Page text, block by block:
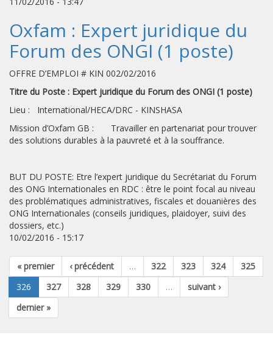
Oxfam : Expert juridique du
Forum des ONGI (1 poste)
OFFRE D’EMPLOI # KIN 002/02/2016
Titre du Poste : Expert juridique du Forum des ONGI (1 poste)
Lieu : International/HECA/DRC - KINSHASA
Mission d’Oxfam GB : Travailler en partenariat pour trouver
des solutions durables à la pauvreté et à la souffrance.
BUT DU POSTE: Etre l’expert juridique du Secrétariat du Forum
des ONG Internationales en RDC : être le point focal au niveau
des problématiques administratives, fiscales et douanières des
ONG Internationales (conseils juridiques, plaidoyer, suivi des
dossiers, etc.)
10/02/2016 - 15:17
« premier ‹ précédent … 322 323 324
325
326
327 328 329 330 …
suivant ›
dernier »